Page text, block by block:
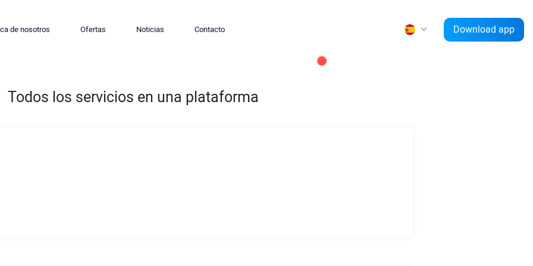
de nosotros Ofertas Noticias Contacto Download app
Todos los servicios en una plataforma